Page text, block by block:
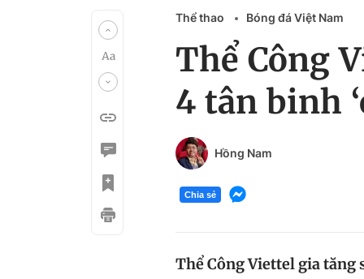
Thể thao Bóng đá Việt Nam
Thể Công
4 tân binh
Hồng Nam
Chia sẻ
Thể Công Viettel gia tăng